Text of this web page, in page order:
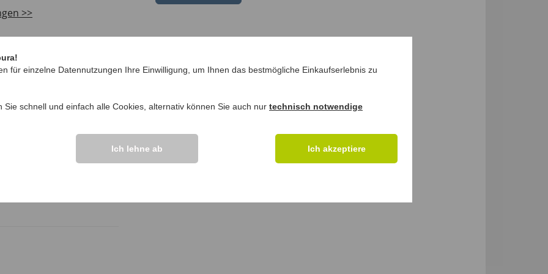
>>
den erwarteten
für einzelne Datennutzungen Ihre Einwilligung, um Ihnen das bestmögliche Einkaufserlebnis zu
Sie schnell und einfach alle Cookies, alternativ können Sie auch nur technisch notwendige
Ich lehne ab Ich akzeptiere